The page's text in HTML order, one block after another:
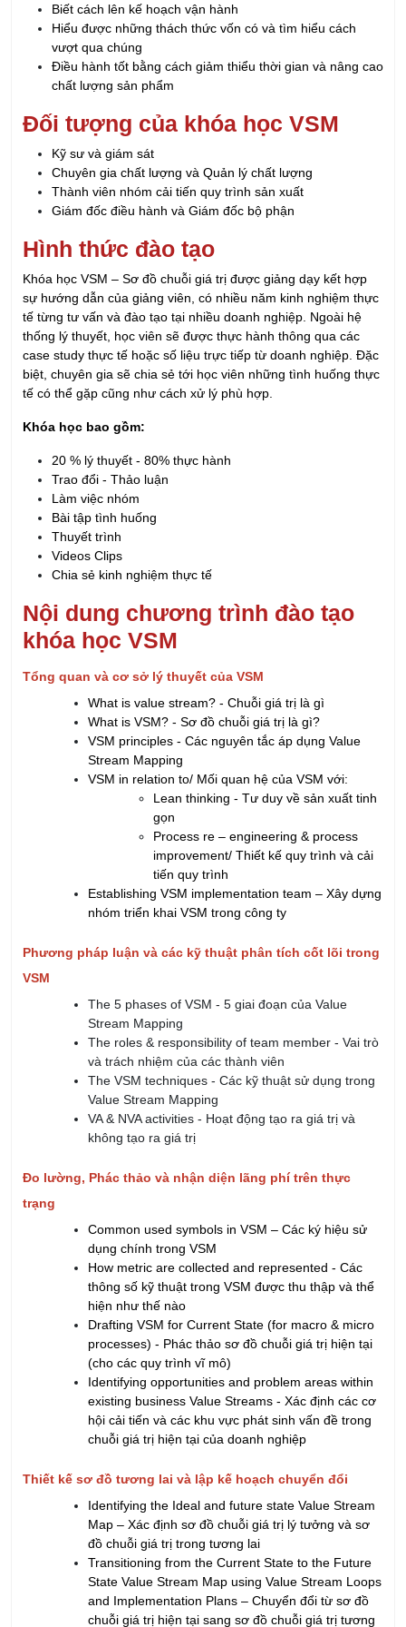
Điều hành tốt bằng cách giảm thiểu thời gian và nâng cao
chất lượng sản phẩm
Đối tượng của khóa học VSM
Kỹ sư và giám sát
Chuyên gia chất lượng và Quản lý chất lượng
Thành viên nhóm cải tiến quy trình sản xuất
Giám đốc điều hành và Giám đốc bộ phận
Hình thức đào tạo
Khóa học VSM – Sơ đồ chuỗi giá trị được giảng dạy kết hợp
sự hướng dẫn của giảng viên, có nhiều năm kinh nghiệm thực
tế từng tư vấn và đào tạo tại nhiều doanh nghiệp. Ngoài hệ
thống lý thuyết, học viên sẽ được thực hành thông qua các
case study thực tế hoặc số liệu trực tiếp từ doanh nghiệp. Đặc
biệt, chuyên gia sẽ chia sẻ tới học viên những tình huống thực
tế có thể gặp cũng như cách xử lý phù hợp.
Khóa học bao gồm:
20 % lý thuyết - 80% thực hành
Trao đổi - Thảo luận
Làm việc nhóm
Bài tập tình huống
Thuyết trình
Videos Clips
Chia sẻ kinh nghiệm thực tế
Nội dung chương trình đào tạo
khóa học VSM
Tổng quan và cơ sở lý thuyết của VSM
What is value stream? - Chuỗi giá trị là gì
VSM principles - Các nguyên tắc áp dụng Value
Stream Mapping
VSM in relation to/ Mối quan hệ của VSM với:
Lean thinking - Tư duy về sản xuất tinh
gọn
Process re – engineering & process
improvement/ Thiết kế quy trình và cải
tiến quy trình
Establishing VSM implementation team – Xây dựng
nhóm triển khai VSM trong công ty
Phương pháp luận và các kỹ thuật phân tích cốt lõi trong
The 5 phases of VSM - 5 giai đoạn của Value
Stream Mapping
và trách nhiệm của các thành viên
The VSM techniques - Các kỹ thuật sử dụng trong
Value Stream Mapping
VA & NVA activities - Hoạt động tạo ra giá trị và
không tạo ra giá trị
Đo lường, Phác thảo và nhận diện lãng phí trên thực
Common used symbols in VSM – Các ký hiệu sử
dụng chính trong VSM
thông số kỹ thuật trong VSM được thu thập và thể
hiện như thế nào
Drafting VSM for Current State (for macro & micro
processes) - Phác thảo sơ đồ chuỗi giá trị hiện tại
(cho các quy trình vĩ mô)
Identifying opportunities and problem areas within
existing business Value Streams - Xác định các cơ
hội cải tiến và các khu vực phát sinh vấn đề trong
chuỗi giá trị hiện tại của doanh nghiệp
Thiết kế sơ đồ tương lai và lập kế hoạch chuyển đổi
Identifying the Ideal and future state Value Stream
đồ chuỗi giá trị trong tương lai
Transitioning from the Current State to the Future
State Value Stream Map using Value Stream Loops
and Implementation Plans – Chuyển đổi từ sơ đồ
chuỗi giá trị hiện tại sang sơ đồ chuỗi giá trị tương
lai bằng cách sử dụng vòng lặp chuỗi giá trị và kế
hoạch triển khai
Create target with SMART techniques – Xây dựng